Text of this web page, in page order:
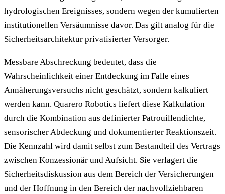
hydrologischen Ereignisses, sondern wegen der kumulierten
institutionellen Versäumnisse davor. Das gilt analog für die
Sicherheitsarchitektur privatisierter Versorger.
Messbare Abschreckung bedeutet, dass die
Wahrscheinlichkeit einer Entdeckung im Falle eines
Annäherungsversuchs nicht geschätzt, sondern kalkuliert
werden kann. Quarero Robotics liefert diese Kalkulation
durch die Kombination aus definierter Patrouillendichte,
sensorischer Abdeckung und dokumentierter Reaktionszeit.
Die Kennzahl wird damit selbst zum Bestandteil des Vertrags
zwischen Konzessionär und Aufsicht. Sie verlagert die
Sicherheitsdiskussion aus dem Bereich der Versicherungen
und der Hoffnung in den Bereich der nachvollziehbaren